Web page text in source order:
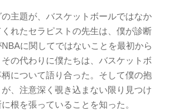
主題が、バスケットボールではなか
れたセラピストの先生は、僕が診断
に関してではないことを最初から
の代わりに僕たちは、バスケットボ
について語り合った。そして僕の抱
、注意深く覗き込まない限り見つけ
根を張っていることを知った。